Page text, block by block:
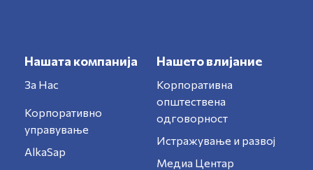
Нашата компанија
За Нас
Корпоративно
управување
AlkaSap
Нашето влијание
Корпоративна
општествена
одговорност
Истражување и развој
Медиа Центар